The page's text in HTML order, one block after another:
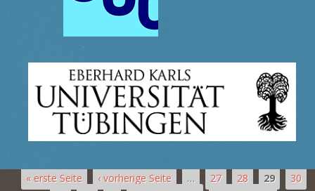
« erste Seite ‹ vorherige Seite … 27 28 29
30